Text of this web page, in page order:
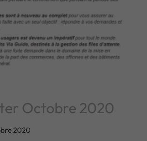
Octobre 2020
2020